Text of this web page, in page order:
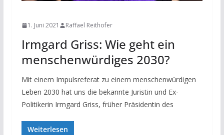
1. Juni 2021 Raffael Reithofer
Irmgard Griss: Wie geht ein
menschenwürdiges 2030?
Mit einem Impulsreferat zu einem menschenwürdigen
Leben 2030 hat uns die bekannte Juristin und Ex-
Politikerin Irmgard Griss, früher Präsidentin des
Weiterlesen